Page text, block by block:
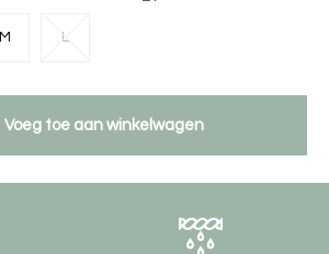
M L
Voeg toe aan winkelwagen